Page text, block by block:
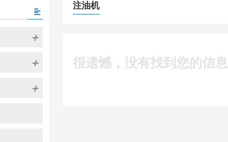
注油机
很遗憾，没有找到您的信息